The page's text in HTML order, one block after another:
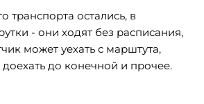
транспорта остались, в
- они ходят без расписания,
может уехать с марштута,
доехать до конечной и прочее.